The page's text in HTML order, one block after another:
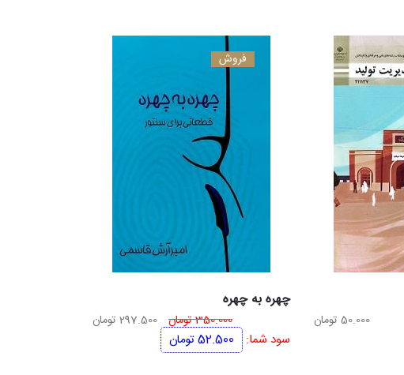
50.000 تومان
فروش
چهره به چهره
350.000تومان قیمت
297.500 تومانقیمت
سود شما: 52.500تومان